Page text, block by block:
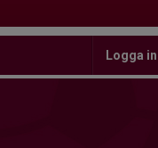
Logga in